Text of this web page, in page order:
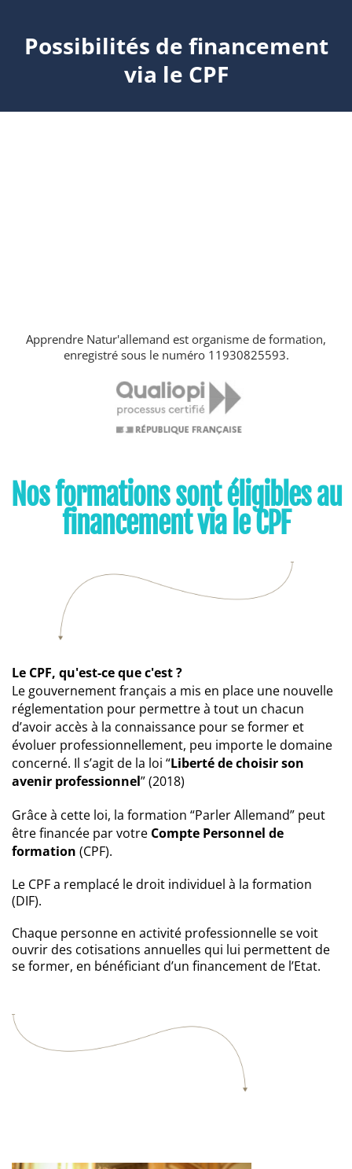
Possibilités de financement
via le CPF
Apprendre Natur'allemand est organisme de formation,
enregistré sous le numéro 11930825593.
Nos formations sont éligibles au
financement via le CPF
Le CPF, qu'est-ce que c'est ?
Le gouvernement français a mis en place une nouvelle
réglementation pour permettre à tout un chacun
d’avoir accès à la connaissance pour se former et
évoluer professionnellement, peu importe le domaine
concerné. Il s’agit de la loi “Liberté de choisir son
avenir professionnel” (2018)
Grâce à cette loi, la formation “Parler Allemand” peut
être financée par votre Compte Personnel de
formation (CPF).
Le CPF a remplacé le droit individuel à la formation
(DIF).
Chaque personne en activité professionnelle se voit
ouvrir des cotisations annuelles qui lui permettent de
se former, en bénéficiant d’un financement de l’Etat.